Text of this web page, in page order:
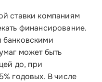
ставки компаниям
финансирование.
может быть
до, при
годовых. В числе